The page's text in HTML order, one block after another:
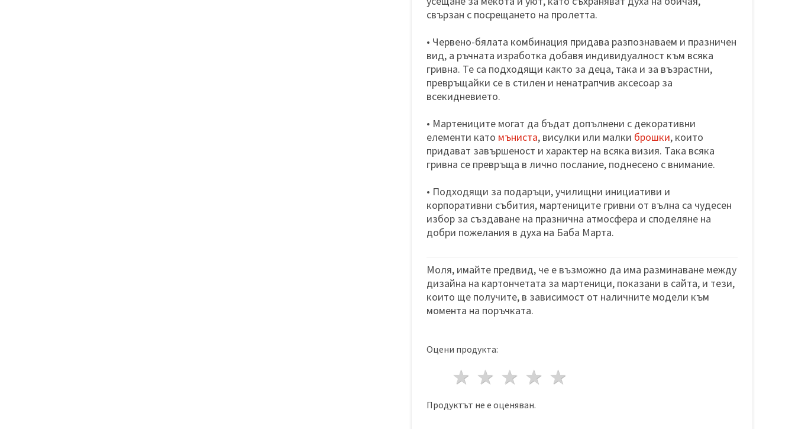
свързан с посрещането на пролетта.
• Червено-бялата комбинация придава разпознаваем и празничен
вид, а ръчната изработка добавя индивидуалност към всяка
гривна. Те са подходящи както за деца, така и за възрастни,
превръщайки се в стилен и ненатрапчив аксесоар за
всекидневието.
• Мартениците могат да бъдат допълнени с декоративни
елементи като мъниста, висулки или малки брошки, които
придават завършеност и характер на всяка визия. Така всяка
гривна се превръща в лично послание, поднесено с внимание.
• Подходящи за подаръци, училищни инициативи и
корпоративни събития, мартениците гривни от вълна са чудесен
избор за създаване на празнична атмосфера и споделяне на
добри пожелания в духа на Баба Марта.
Моля, имайте предвид, че е възможно да има разминаване между
дизайна на картончетата за мартеници, показани в сайта, и тези,
които ще получите, в зависимост от наличните модели към
момента на поръчката.
Оцени продукта:
4 звезди
3 звезди
2 звезди
1 звезда
Продуктът не е оценяван.